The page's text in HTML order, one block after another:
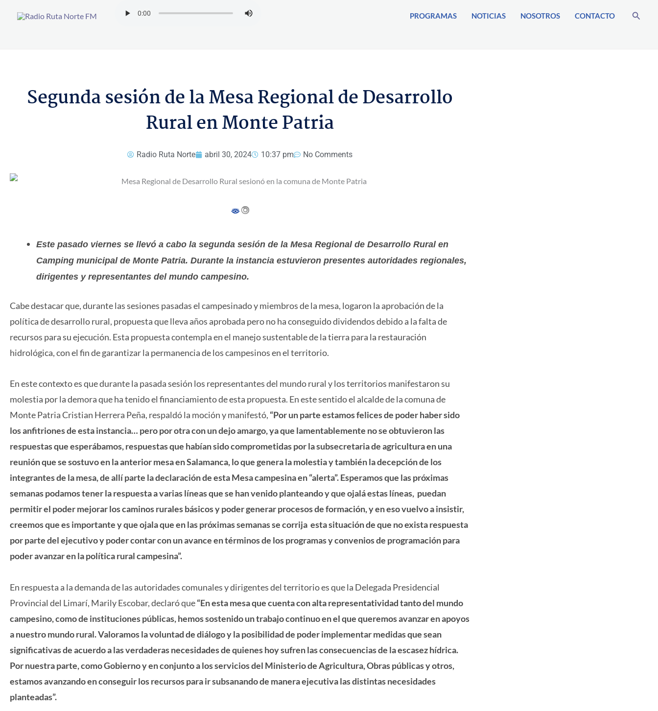
PROGRAMAS NOTICIAS NOSOTROS CONTACTO Buscar
Segunda sesión de la Mesa Regional de Desarrollo
Rural en Monte Patria
Radio Ruta Norte abril 30, 2024 10:37 pm No Comments
Este pasado viernes se llevó a cabo la segunda sesión de la Mesa Regional de Desarrollo Rural en
Camping municipal de Monte Patria. Durante la instancia estuvieron presentes autoridades regionales,
dirigentes y representantes del mundo campesino.
Cabe destacar que, durante las sesiones pasadas el campesinado y miembros de la mesa, logaron la aprobación de la
política de desarrollo rural, propuesta que lleva años aprobada pero no ha conseguido dividendos debido a la falta de
recursos para su ejecución. Esta propuesta contempla en el manejo sustentable de la tierra para la restauración
hidrológica, con el fin de garantizar la permanencia de los campesinos en el territorio.
En este contexto es que durante la pasada sesión los representantes del mundo rural y los territorios manifestaron su
molestia por la demora que ha tenido el financiamiento de esta propuesta. En este sentido el alcalde de la comuna de
Monte Patria Cristian Herrera Peña, respaldó la moción y manifestó, “Por un parte estamos felices de poder haber sido
los anfitriones de esta instancia… pero por otra con un dejo amargo, ya que lamentablemente no se obtuvieron las
respuestas que esperábamos, respuestas que habían sido comprometidas por la subsecretaria de agricultura en una
reunión que se sostuvo en la anterior mesa en Salamanca, lo que genera la molestia y también la decepción de los
integrantes de la mesa, de allí parte la declaración de esta Mesa campesina en “alerta”. Esperamos que las próximas
semanas podamos tener la respuesta a varias líneas que se han venido planteando y que ojalá estas líneas, puedan
permitir el poder mejorar los caminos rurales básicos y poder generar procesos de formación, y en eso vuelvo a insistir,
creemos que es importante y que ojala que en las próximas semanas se corrija esta situación de que no exista respuesta
por parte del ejecutivo y poder contar con un avance en términos de los programas y convenios de programación para
poder avanzar en la política rural campesina”.
En respuesta a la demanda de las autoridades comunales y dirigentes del territorio es que la Delegada Presidencial
Provincial del Limarí, Marily Escobar, declaró que“En esta mesa que cuenta con alta representatividad tanto del mundo
campesino, como de instituciones públicas, hemos sostenido un trabajo continuo en el que queremos avanzar en apoyos
a nuestro mundo rural. Valoramos la voluntad de diálogo y la posibilidad de poder implementar medidas que sean
significativas de acuerdo a las verdaderas necesidades de quienes hoy sufren las consecuencias de la escasez hídrica.
Por nuestra parte, como Gobierno y en conjunto a los servicios del Ministerio de Agricultura, Obras públicas y otros,
estamos avanzando en conseguir los recursos para ir subsanando de manera ejecutiva las distintas necesidades
planteadas”.